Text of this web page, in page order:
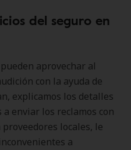
del seguro en
aprovechar al
con la ayuda de
explicamos los detalles
enviar los reclamos con
locales, le
a